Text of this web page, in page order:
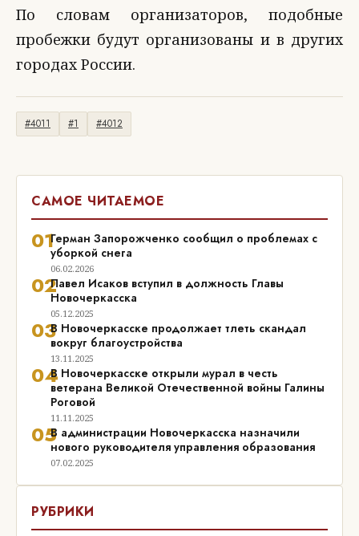
По словам организаторов, подобные
пробежки будут организованы и в других
городах России.
#4011 #1 #4012
САМОЕ ЧИТАЕМОЕ
01Герман Запорожченко сообщил о проблемах с
уборкой снега
06.02.2026
02Павел Исаков вступил в должность Главы
Новочеркасска
05.12.2025
03В Новочеркасске продолжает тлеть скандал
вокруг благоустройства
13.11.2025
04В Новочеркасске открыли мурал в честь
ветерана Великой Отечественной войны Галины
Роговой
11.11.2025
05В администрации Новочеркасска назначили
нового руководителя управления образования
07.02.2025
РУБРИКИ